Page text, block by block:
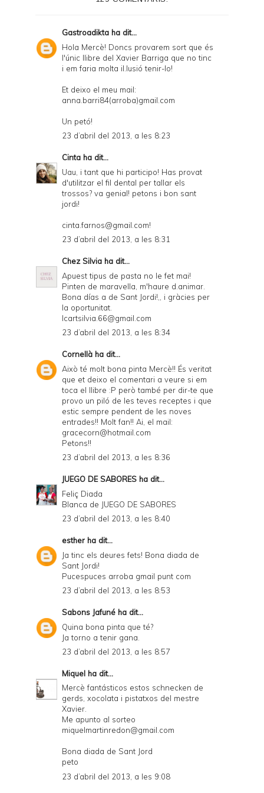
i
n
l
n
D
Gastroadikta ha dit...
Hola Mercè! Doncs provarem sort que és
l'únic llibre del Xavier Barriga que no tinc
i em faria molta il.lusió tenir-lo!
Et deixo el meu mail:
anna.barri84(arroba)gmail.com
Un petó!
23 d’abril del 2013, a les 8:23
Cinta ha dit...
Uau, i tant que hi participo! Has provat
d'utilitzar el fil dental per tallar els
trossos? va genial! petons i bon sant
jordi!
cinta.farnos@gmail.com!
23 d’abril del 2013, a les 8:31
Chez Silvia ha dit...
Apuest tipus de pasta no le fet mai!
Pinten de maravella, m'haure d.animar.
Bona días a de Sant Jordi!,, i gràcies per
la oportunitat.
Icartsilvia.66@gmail.com
23 d’abril del 2013, a les 8:34
Cornellà ha dit...
Això té molt bona pinta Mercè!! És veritat
que et deixo el comentari a veure si em
toca el llibre :P però també per dir-te que
provo un piló de les teves receptes i que
estic sempre pendent de les noves
entrades!! Molt fan!! Ai, el mail:
gracecorn@hotmail.com
Petons!!
23 d’abril del 2013, a les 8:36
JUEGO DE SABORES ha dit...
Feliç Diada
Blanca de JUEGO DE SABORES
23 d’abril del 2013, a les 8:40
esther ha dit...
Ja tinc els deures fets! Bona diada de
Sant Jordi!
Pucespuces arroba gmail punt com
23 d’abril del 2013, a les 8:53
Sabons Jafuné ha dit...
Quina bona pinta que té?
Ja torno a tenir gana.
23 d’abril del 2013, a les 8:57
Miquel ha dit...
Mercè fantásticos estos schnecken de
gerds, xocolata i pistatxos del mestre
Xavier.
Me apunto al sorteo
miquelmartinredon@gmail.com
Bona diada de Sant Jord
peto
23 d’abril del 2013, a les 9:08